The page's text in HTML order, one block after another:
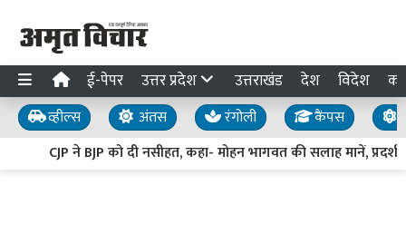
ई-पेपर उत्तर प्रदेश उत्तराखंड देश विदेश
व्हील्स अंतस रंगोली कैंपस
CJP ने BJP को दी नसीहत, कहा- मोहन भागवत की सलाह मानें,